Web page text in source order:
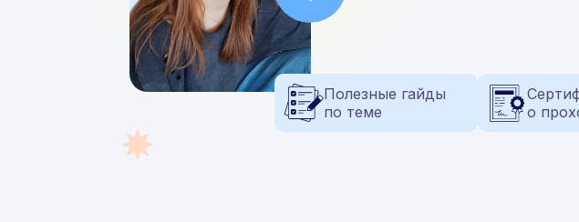
Полезные гайды
по теме
о